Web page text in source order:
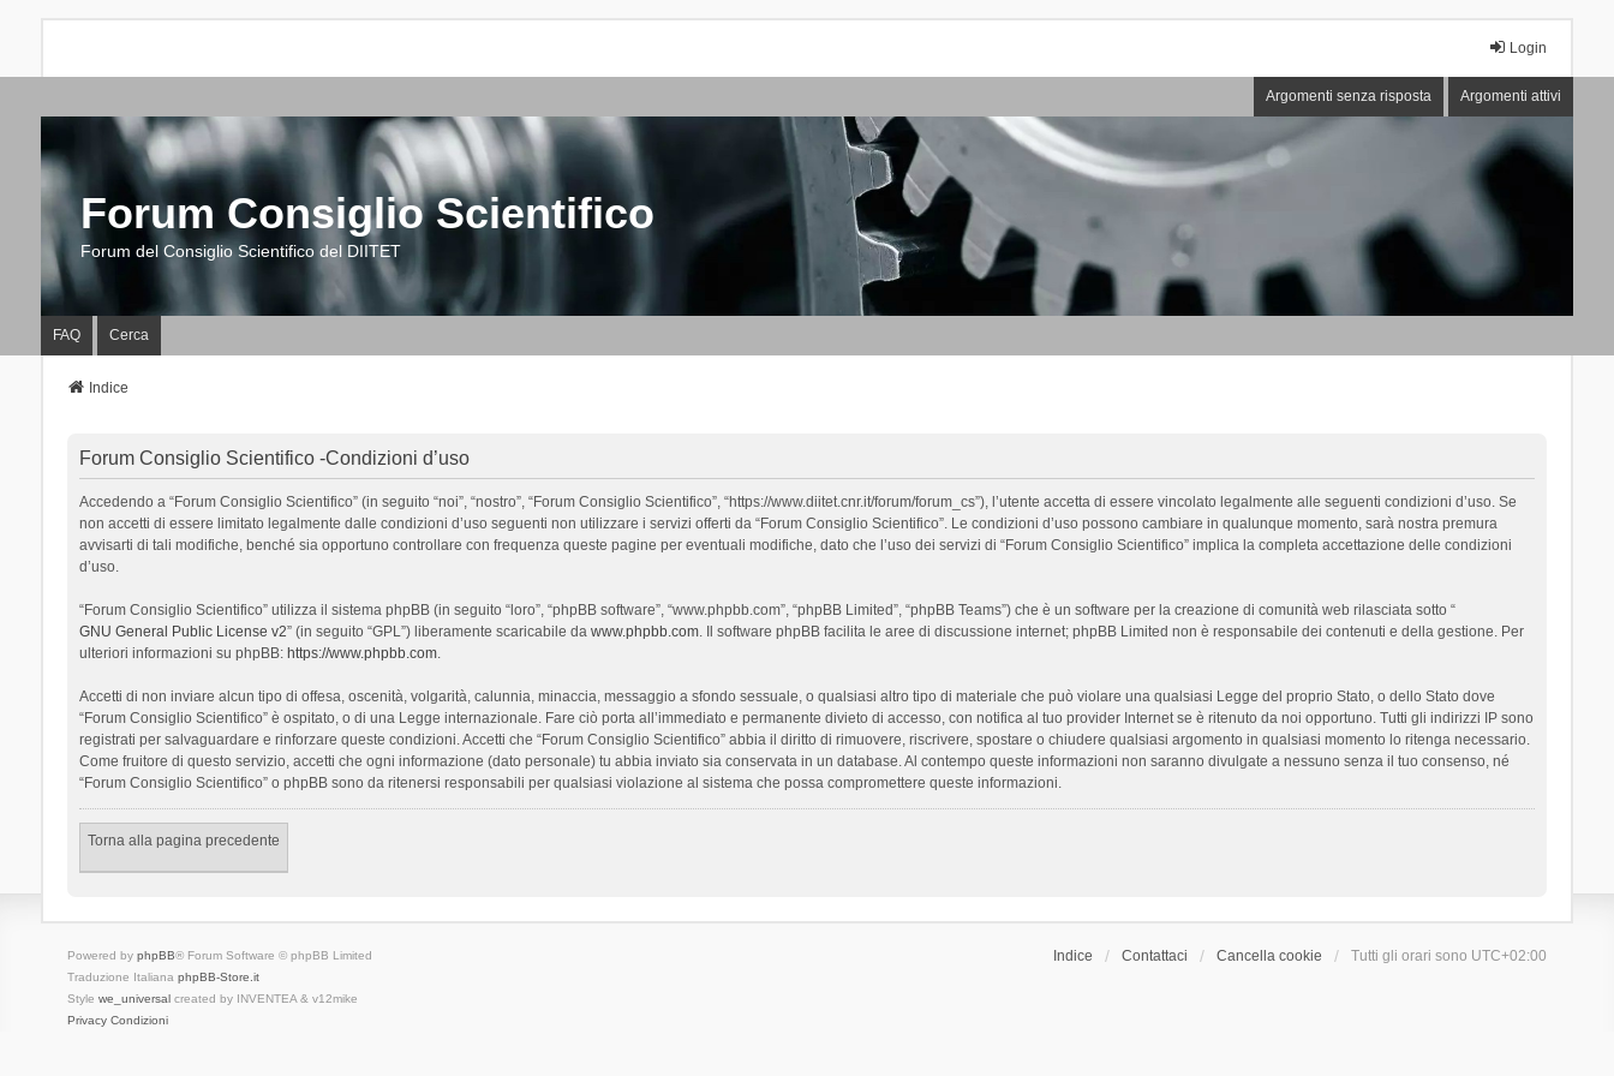
Login
Argomenti senza risposta Argomenti attivi
Forum Consiglio Scientifico
Forum del Consiglio Scientifico del DIITET
FAQ Cerca
Indice
Forum Consiglio Scientifico -Condizioni d’uso
Accedendo a “Forum Consiglio Scientifico” (in seguito “noi”, “nostro”, “Forum Consiglio Scientifico”, “https://www.diitet.cnr.it/forum/forum_cs”), l’utente accetta di essere vincolato legalmente alle seguenti condizioni d’uso. Se
non accetti di essere limitato legalmente dalle condizioni d’uso seguenti non utilizzare i servizi offerti da “Forum Consiglio Scientifico”. Le condizioni d’uso possono cambiare in qualunque momento, sarà nostra premura
avvisarti di tali modifiche, benché sia opportuno controllare con frequenza queste pagine per eventuali modifiche, dato che l’uso dei servizi di “Forum Consiglio Scientifico” implica la completa accettazione delle condizioni
d’uso.
“Forum Consiglio Scientifico” utilizza il sistema phpBB (in seguito “loro”, “phpBB software”, “www.phpbb.com”, “phpBB Limited”, “phpBB Teams”) che è un software per la creazione di comunità web rilasciata sotto “
GNU General Public License v2” (in seguito “GPL”) liberamente scaricabile da www.phpbb.com. Il software phpBB facilita le aree di discussione internet; phpBB Limited non è responsabile dei contenuti e della gestione. Per
ulteriori informazioni su phpBB: https://www.phpbb.com.
Accetti di non inviare alcun tipo di offesa, oscenità, volgarità, calunnia, minaccia, messaggio a sfondo sessuale, o qualsiasi altro tipo di materiale che può violare una qualsiasi Legge del proprio Stato, o dello Stato dove
“Forum Consiglio Scientifico” è ospitato, o di una Legge internazionale. Fare ciò porta all’immediato e permanente divieto di accesso, con notifica al tuo provider Internet se è ritenuto da noi opportuno. Tutti gli indirizzi IP sono
registrati per salvaguardare e rinforzare queste condizioni. Accetti che “Forum Consiglio Scientifico” abbia il diritto di rimuovere, riscrivere, spostare o chiudere qualsiasi argomento in qualsiasi momento lo ritenga necessario.
Come fruitore di questo servizio, accetti che ogni informazione (dato personale) tu abbia inviato sia conservata in un database. Al contempo queste informazioni non saranno divulgate a nessuno senza il tuo consenso, né
“Forum Consiglio Scientifico” o phpBB sono da ritenersi responsabili per qualsiasi violazione al sistema che possa compromettere queste informazioni.
Torna alla pagina precedente
Indice Contattaci Cancella cookie Tutti gli orari sono UTC+02:00
Powered by phpBB® Forum Software © phpBB Limited
Traduzione Italiana phpBB-Store.it
Style we_universalcreated by INVENTEA & v12mike
Privacy Condizioni